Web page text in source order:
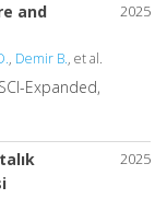
2025
and
, Demir B., et al.
Expanded,
2025